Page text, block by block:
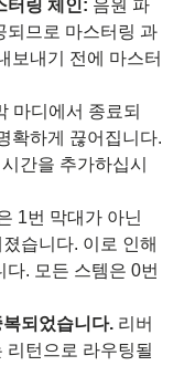
터링 체인: 음원 파
되므로 마스터링 과
보내기 전에 마스터
마디에서 종료되
확하게 끊어집니다.
간을 추가하십시
1번 막대가 아닌
습니다. 이로 인해
. 모든 스템은 0번
되었습니다. 리버
리턴으로 라우팅될